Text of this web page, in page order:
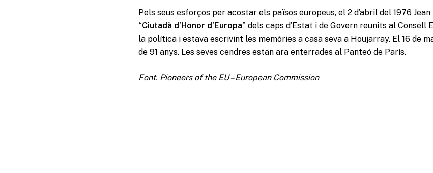
Pels seus esforços per acostar els països europeus, el 2 d’abril del 1976
“Ciutadà d’Honor d’Europa” dels caps d’Estat i de Govern reunits al Consell
la política i estava escrivint les memòries a casa seva a Houjarray. El 16 de
de 91 anys. Les seves cendres estan ara enterrades al Panteó de París.
Font. Pioneers of the EU – European Commission